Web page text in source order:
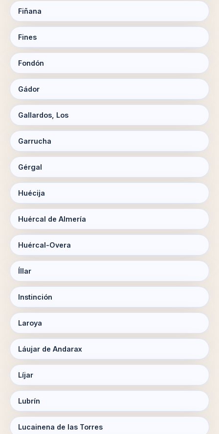
Fiñana
Fines
Fondón
Gádor
Gallardos, Los
Garrucha
Gérgal
Huécija
Huércal de Almería
Huércal-Overa
Íllar
Instinción
Laroya
Láujar de Andarax
Líjar
Lubrín
Lucainena de las Torres